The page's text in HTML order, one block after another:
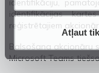
Atļaut
identifikāciju,
identifikācijas
reģistrētajiem
Balsošana akcionāru
Microsoft Teams